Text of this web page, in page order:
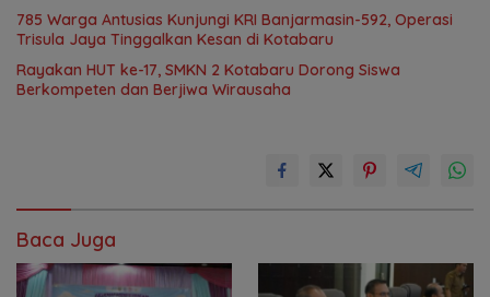
785 Warga Antusias Kunjungi KRI Banjarmasin-592, Operasi
Trisula Jaya Tinggalkan Kesan di Kotabaru
Rayakan HUT ke-17, SMKN 2 Kotabaru Dorong Siswa
Berkompeten dan Berjiwa Wirausaha
Baca Juga